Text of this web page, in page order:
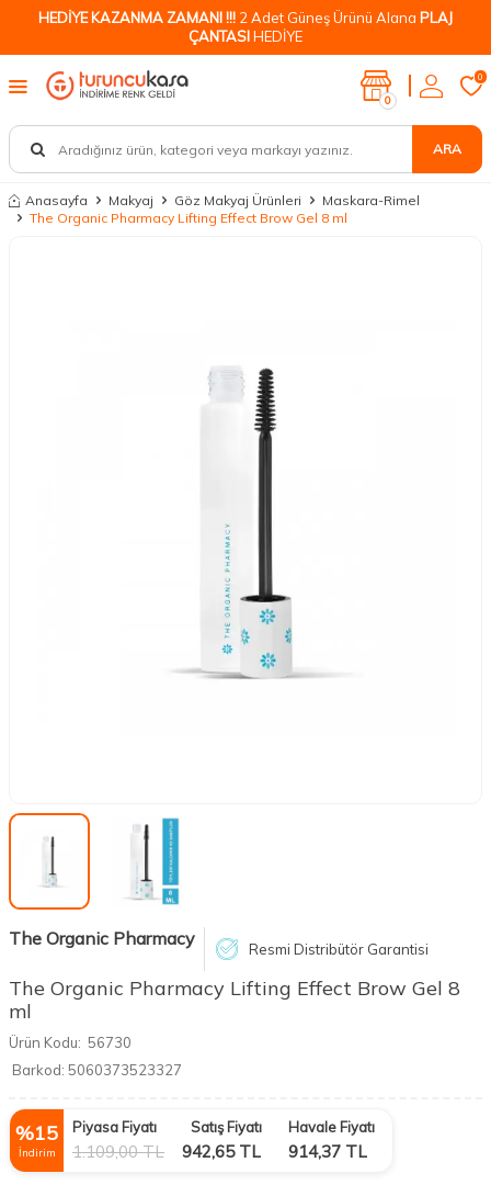
HEDİYE KAZANMA ZAMANI !!! 2 Adet Güneş Ürünü Alana PLAJ
ÇANTASIHEDİYE
ARA
0
0
Anasayfa Makyaj Göz Makyaj Ürünleri
Maskara-Rimel
The Organic Pharmacy Lifting Effect Brow Gel 8 ml
The Organic Pharmacy Resmi Distribütör Garantisi
The Organic Pharmacy Lifting Effect Brow Gel 8
ml
Ürün Kodu: 56730
Barkod: 5060373523327
%15
İndirim
Piyasa Fiyatı
1.109,00TL
Satış Fiyatı
942,65TL
Havale Fiyatı
914,37 TL